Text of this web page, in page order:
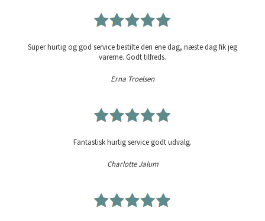
Super hurtig og god service bestilte den ene dag, næste dag fik jeg
varerne. Godt tilfreds.
Erna Troelsen
Fantastisk hurtig service godt udvalg.
Charlotte Jalum